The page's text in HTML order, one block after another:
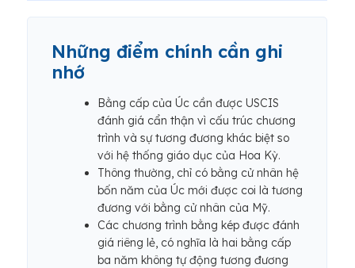
Những điểm chính cần ghi
nhớ
Bằng cấp của Úc cần được USCIS
đánh giá cẩn thận vì cấu trúc chương
trình và sự tương đương khác biệt so
với hệ thống giáo dục của Hoa Kỳ.
Thông thường, chỉ có bằng cử nhân hệ
bốn năm của Úc mới được coi là tương
đương với bằng cử nhân của Mỹ.
Các chương trình bằng kép được đánh
giá riêng lẻ, có nghĩa là hai bằng cấp
ba năm không tự động tương đương